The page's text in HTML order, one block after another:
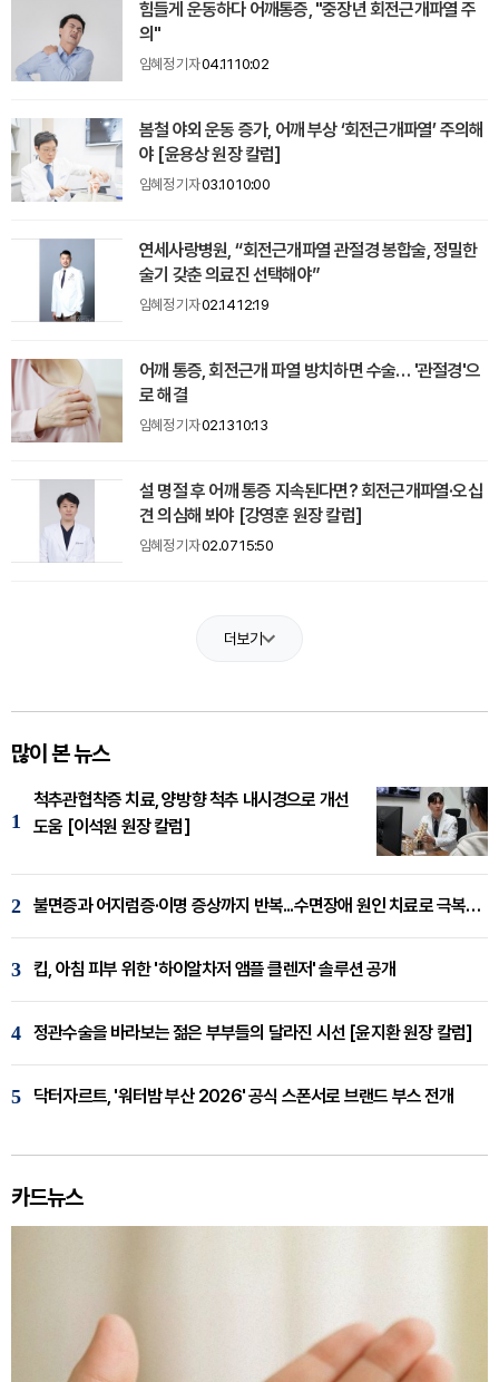
힘들게 운동하다 어깨통증, "중장년 회전근개파열 주
의"
임혜정 기자04.11 10:02
봄철 야외 운동 증가, 어깨 부상 ‘회전근개파열’ 주의해
야 [윤용상 원장 칼럼]
임혜정 기자03.10 10:00
연세사랑병원, “회전근개파열 관절경 봉합술, 정밀한
술기 갖춘 의료진 선택해야”
임혜정 기자02.14 12:19
어깨 통증, 회전근개 파열 방치하면 수술… '관절경'으
로 해결
임혜정 기자02.13 10:13
설 명절 후 어깨 통증 지속된다면? 회전근개파열·오십
견 의심해 봐야 [강영훈 원장 칼럼]
임혜정 기자02.07 15:50
더보기
많이 본 뉴스
1
척추관협착증 치료, 양방향 척추 내시경으로 개선
도움 [이석원 원장 칼럼]
2 불면증과 어지럼증·이명 증상까지 반복...수면장애 원인 치료로 극복해야
3 킵, 아침 피부 위한 '하이알차저 앰플 클렌저' 솔루션 공개
4 정관수술을 바라보는 젊은 부부들의 달라진 시선 [윤지환 원장 칼럼]
5 닥터자르트, '워터밤 부산 2026' 공식 스폰서로 브랜드 부스 전개
카드뉴스